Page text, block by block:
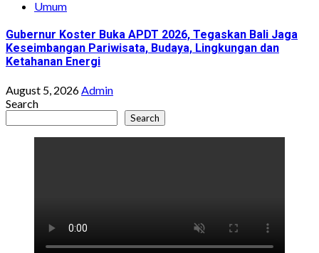
Umum
Gubernur Koster Buka APDT 2026, Tegaskan Bali Jaga
Keseimbangan Pariwisata, Budaya, Lingkungan dan
Ketahanan Energi
August 5, 2026Admin
Search
Search